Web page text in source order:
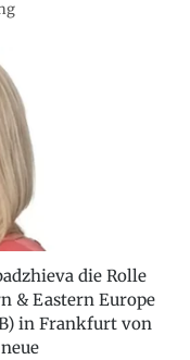
die Rolle
& Eastern Europe
in Frankfurt von